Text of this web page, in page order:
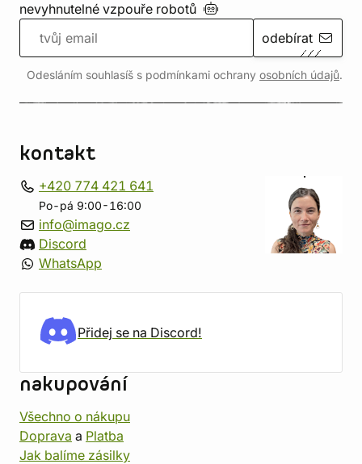
nevyhnutelné vzpouře robotů
odebírat
Odesláním souhlasíš s podmínkami ochrany osobních údajů.
kontakt
+420 774 421 641
Po-pá 9:00-16:00
info@imago.cz
Discord
WhatsApp
Přidej se na Discord!
nakupování
Všechno o nákupu
Doprava a Platba
Jak balíme zásilky